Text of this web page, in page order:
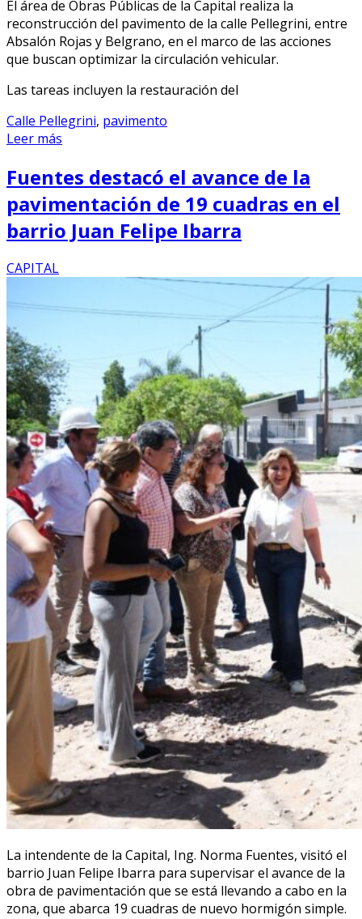
El área de Obras Públicas de la Capital realiza la
reconstrucción del pavimento de la calle Pellegrini, entre
Absalón Rojas y Belgrano, en el marco de las acciones
que buscan optimizar la circulación vehicular.
Las tareas incluyen la restauración del
Calle Pellegrini, pavimento
Leer más
Fuentes destacó el avance de la
pavimentación de 19 cuadras en el
barrio Juan Felipe Ibarra
CAPITAL
La intendente de la Capital, Ing. Norma Fuentes, visitó el
barrio Juan Felipe Ibarra para supervisar el avance de la
obra de pavimentación que se está llevando a cabo en la
zona, que abarca 19 cuadras de nuevo hormigón simple.